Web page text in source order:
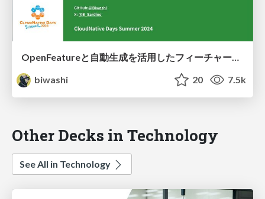
OpenFeatureと自動生成を活用したフィーチャーフラグの宣言的集約管理
biwashi
20 7.5k
Other Decks in Technology
See All in Technology